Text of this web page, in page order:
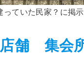
っていた民家？に掲
店舗 集会